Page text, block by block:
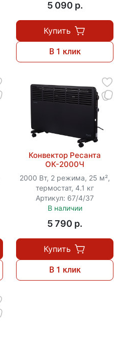
5 090 p.
Купить
В 1 клик
Конвектор Ресанта
ОК-2000Ч
2000 Вт, 2 режима, 25 м²,
термостат, 4.1 кг
Артикул: 67/4/37
В наличии
5 790 p.
Купить
В 1 клик